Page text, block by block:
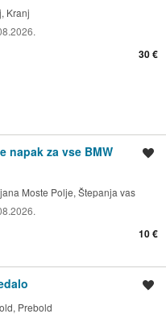
Kranj
30 €
napak za vse BMW
Moste Polje, Štepanja vas
10 €
Prebold